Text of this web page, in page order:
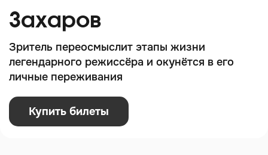
Захаров
Зритель переосмыслит этапы жизни
легендарного режиссёра и окунётся в его
личные переживания
Купить билеты